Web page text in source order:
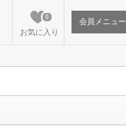
お気に入り
0
会員メニュー